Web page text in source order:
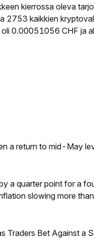
kierrossa oleva
2753 kaikkien
0.00051056 CHF ja
a return to mid-May
a quarter point for a
slowing more
Traders Bet Against a